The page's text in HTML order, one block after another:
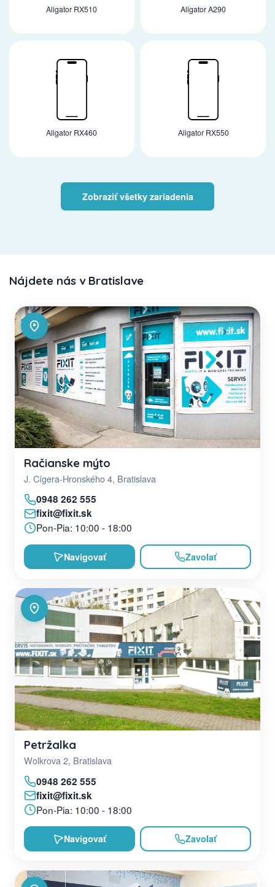
Aligator RX510 Aligator A290
Aligator RX460 Aligator RX550
Zobraziť všetky zariadenia
Nájdete nás v Bratislave
Račianske mýto
J. Cígera-Hronského 4, Bratislava
0948 262 555
fixit@fixit.sk
Pon-Pia: 10:00 - 18:00
Navigovať Zavolať
Petržalka
Wolkrova 2, Bratislava
0948 262 555
fixit@fixit.sk
Pon-Pia: 10:00 - 18:00
Navigovať Zavolať